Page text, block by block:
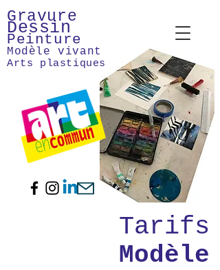
Gravure
Dessin
Peinture
Modèle vivant
Arts plastiques
Tarifs
Modèle